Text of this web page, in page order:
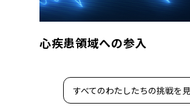
心疾患領域への参入
すべてのわたしたちの挑戦を